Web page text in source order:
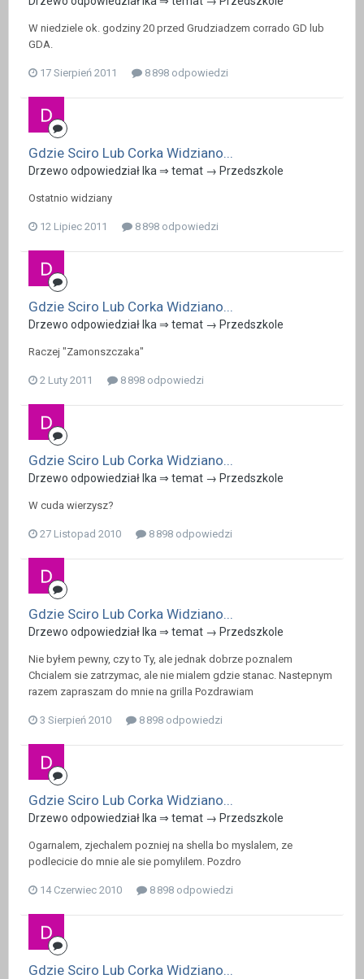
W niedziele ok. godziny 20 przed Grudziadzem corrado GD lub
GDA.
17 Sierpień 2011 8 898 odpowiedzi
Gdzie Sciro Lub Corka Widziano...
Drzewo odpowiedział Ika ⇒ temat → Przedszkole
Ostatnio widziany
12 Lipiec 2011 8 898 odpowiedzi
Gdzie Sciro Lub Corka Widziano...
Drzewo odpowiedział Ika ⇒ temat → Przedszkole
Raczej "Zamonszczaka"
2 Luty 2011 8 898 odpowiedzi
Gdzie Sciro Lub Corka Widziano...
Drzewo odpowiedział Ika ⇒ temat → Przedszkole
W cuda wierzysz?
27 Listopad 2010 8 898 odpowiedzi
Gdzie Sciro Lub Corka Widziano...
Drzewo odpowiedział Ika ⇒ temat → Przedszkole
Nie byłem pewny, czy to Ty, ale jednak dobrze poznalem
Chcialem sie zatrzymac, ale nie mialem gdzie stanac. Nastepnym
razem zapraszam do mnie na grilla Pozdrawiam
3 Sierpień 2010 8 898 odpowiedzi
Gdzie Sciro Lub Corka Widziano...
Drzewo odpowiedział Ika ⇒ temat → Przedszkole
Ogarnalem, zjechalem pozniej na shella bo myslalem, ze
podlecicie do mnie ale sie pomylilem. Pozdro
14 Czerwiec 2010 8 898 odpowiedzi
Gdzie Sciro Lub Corka Widziano...